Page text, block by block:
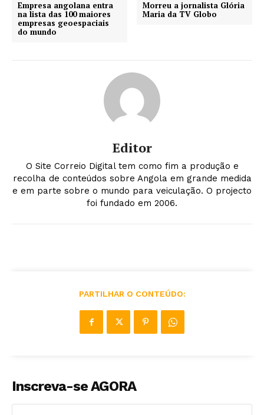
Empresa angolana entra
na lista das 100 maiores
empresas geoespaciais
do mundo
Morreu a jornalista Glória
Maria da TV Globo
Editor
O Site Correio Digital tem como fim a produção e
recolha de conteúdos sobre Angola em grande medida
e em parte sobre o mundo para veiculação. O projecto
foi fundado em 2006.
PARTILHAR O CONTEÚDO:
Inscreva-se AGORA